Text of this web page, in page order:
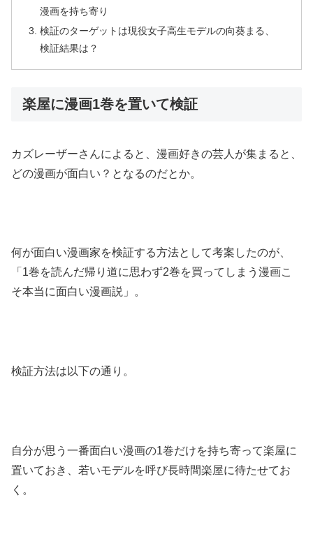
漫画を持ち寄り
検証のターゲットは現役女子高生モデルの向葵まる、
検証結果は？
楽屋に漫画1巻を置いて検証
カズレーザーさんによると、漫画好きの芸人が集まると、
どの漫画が面白い？となるのだとか。
何が面白い漫画家を検証する方法として考案したのが、
「1巻を読んだ帰り道に思わず2巻を買ってしまう漫画こ
そ本当に面白い漫画説」。
検証方法は以下の通り。
自分が思う一番面白い漫画の1巻だけを持ち寄って楽屋に
置いておき、若いモデルを呼び長時間楽屋に待たせてお
く。